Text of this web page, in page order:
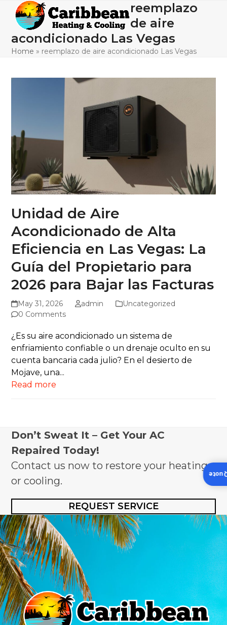
content
Open
mobile
menu
Close
mobile
menu
reemplazo
de aire
acondicionado Las Vegas
Home » reemplazo de aire acondicionado Las Vegas
Unidad de Aire
Acondicionado de Alta
Eficiencia en Las Vegas: La
Guía del Propietario para
2026 para Bajar las Facturas
May 31, 2026 admin
Uncategorized
0 Comments
¿Es su aire acondicionado un sistema de
enfriamiento confiable o un drenaje oculto en su
cuenta bancaria cada julio? En el desierto de
Mojave, una...
Read more
Don’t Sweat It – Get Your AC
Repaired Today!
Contact us now to restore your heating
or cooling.
REQUEST SERVICE